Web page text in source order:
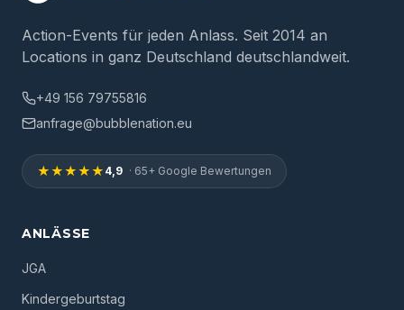
Action-Events für jeden Anlass. Seit 2014 an
Locations in ganz Deutschland deutschlandweit.
+49 156 79755816
anfrage@bubblenation.eu
★★★★★ 4,9 · 65+ Google Bewertungen
ANLÄSSE
JGA
Kindergeburtstag